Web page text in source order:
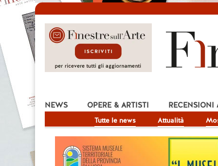
NEWS
Tutte le news Attualità
OPERE & ARTISTI RECENSIONI